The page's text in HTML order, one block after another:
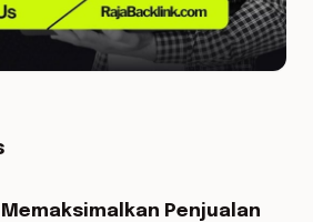
Penjualan